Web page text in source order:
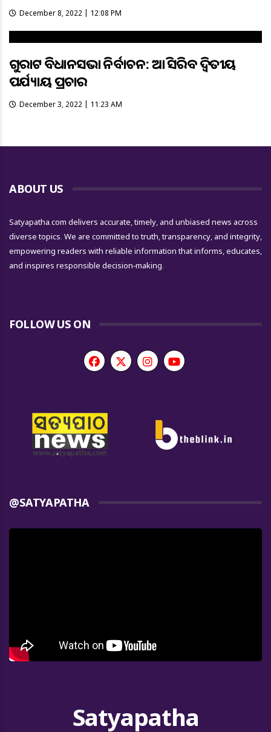
December 8, 2022 | 12:08 PM
ଗୁଜରାଟ ବିଧାନସଭା ନିର୍ବାଚନ: ଆଜି ସରିବ ଦ୍ବିତୀୟ
ପର୍ଯ୍ୟାୟ ପ୍ରଚାର
December 3, 2022 | 11:23 AM
ABOUT US
Satyapatha.com delivers accurate, timely, and unbiased news across
diverse topics. We are committed to truth, transparency, and integrity,
empowering readers with reliable information that informs, educates,
and inspires responsible decision-making.
FOLLOW US ON
@SATYAPATHA
Satyapatha